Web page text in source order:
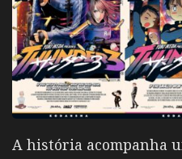
A história acompanha